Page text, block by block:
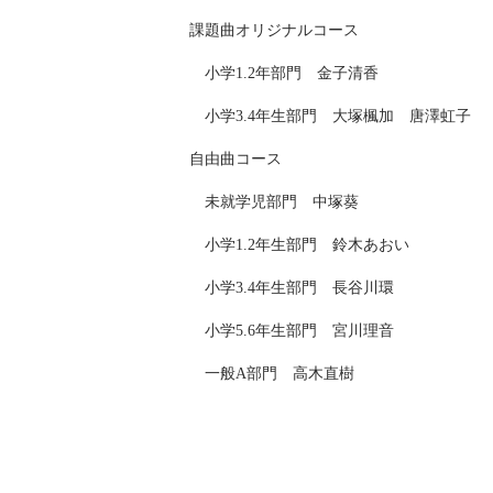
課題曲オリジナルコース
小学1.2年部門 金子清香
小学3.4年生部門 大塚楓加 唐澤虹子
自由曲コース
未就学児部門 中塚葵
小学1.2年生部門 鈴木あおい
小学3.4年生部門 長谷川環
小学5.6年生部門 宮川理音
一般A部門 高木直樹